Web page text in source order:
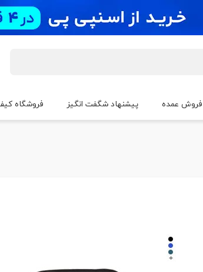
فروش عمده پیشنهاد شگفت انگیز فروشگاه